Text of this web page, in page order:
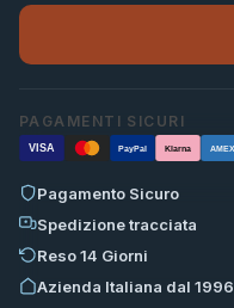
PAGAMENTI SICURI
VISA PayPal Klarna AMEX
Pagamento Sicuro
Spedizione tracciata
Reso 14 Giorni
Azienda Italiana dal 1996